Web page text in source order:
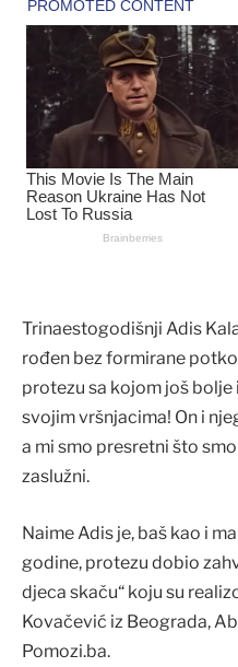
Trinaestogodišnji Adis
rođen bez formirane
protezu sa kojom još
svojim vršnjacima! On i
a mi smo presretni što
zaslužni.
Naime Adis je, baš kao i
godine, protezu dobio
djeca skaču“ koju su
Kovačević iz Beograda,
Pomozi.ba.